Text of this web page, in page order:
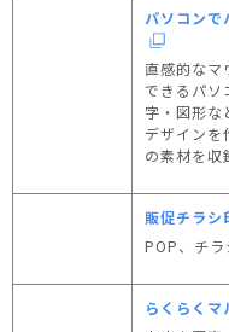
パソコンで
直感的なマ
できるパソ
字・図形な
デザインを
の素材を収
販促チラシ
POP、チラ
らくらく